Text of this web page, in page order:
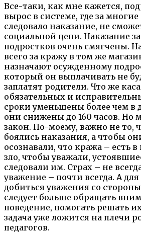
Все-таки, как мне кажется,
вырос в системе, где за
следовало наказание, не
социальной цепи. Наказание
подростков очень смягчены.
всего за кражу в том же
назначают осужденному
который он выплачивать не
заплатят родители. Что же
обязательных и
сроки уменьшены более чем в
они снижены до 160 часов. Но
закон. По-моему, важно не то,
боялись наказания, а чтобы
осознавали, что кража – есть
зло, чтобы уважали,
следовали им. Страх – не
уважение – почти всегда. А
добиться уважения со
следует больше обращать
поведение, помогать решать
задача уже ложится на плечи
педагогов.